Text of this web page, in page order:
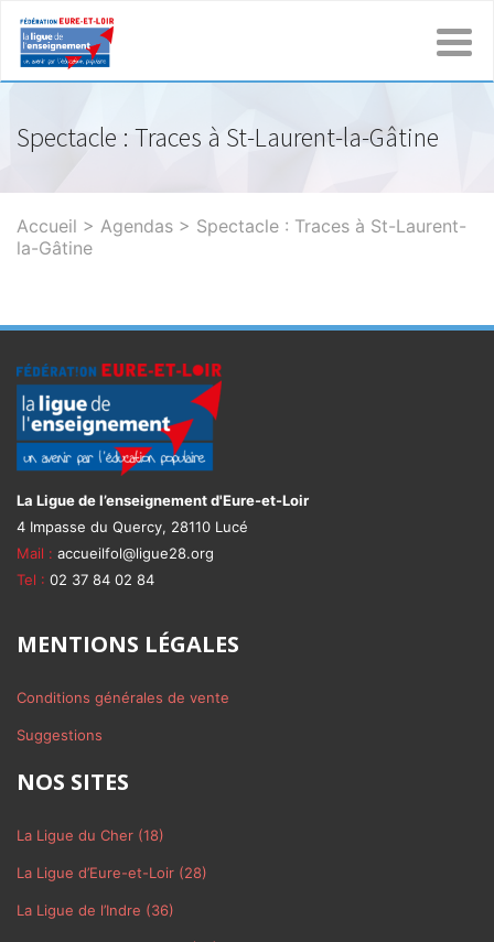
Spectacle : Traces à St-Laurent-la-Gâtine
Accueil > Agendas > Spectacle : Traces à St-Laurent-
la-Gâtine
La Ligue de l’enseignement d'Eure-et-Loir
4 Impasse du Quercy, 28110 Lucé
Mail : accueilfol@ligue28.org
Tel : 02 37 84 02 84
MENTIONS LÉGALES
Conditions générales de vente
Suggestions
NOS SITES
La Ligue du Cher (18)
La Ligue d’Eure-et-Loir (28)
La Ligue de l’Indre (36)